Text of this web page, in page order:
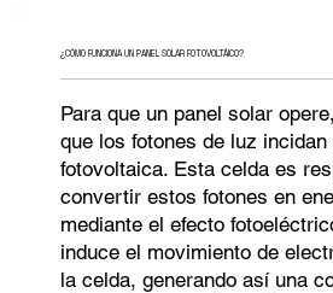
¿CÓMO FUNCIONA UN PANEL SOLAR FOTOVOLTÁICO?
Para que un panel solar
que los fotones de luz
fotovoltaica. Esta celda es
convertir estos fotones en
mediante el efecto
induce el movimiento de
la celda, generando así una